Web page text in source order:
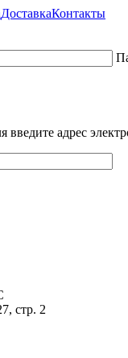
ДоставкаКонтакты
введите адрес
стр. 2